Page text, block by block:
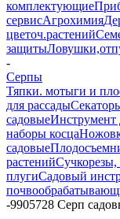
комплектующие
сервисАгрохимия
цветоч.растений
защиты
-
Серпы
Тяпки. мотыги и
для рассады
садовыеИнструмент
наборы косца
садовые
растенийСучкорезы,
плугиСадовый
-9905728 Серп